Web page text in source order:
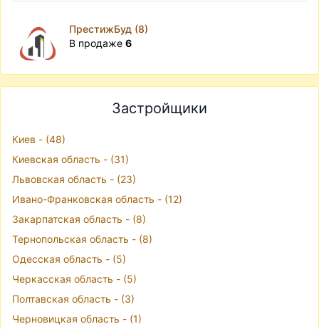
ПрестижБуд (8)
В продаже 6
Застройщики
Киев - (48)
Киевская область - (31)
Львовская область - (23)
Ивано-Франковская область - (12)
Закарпатская область - (8)
Тернопольская область - (8)
Одесская область - (5)
Черкасская область - (5)
Полтавская область - (3)
Черновицкая область - (1)